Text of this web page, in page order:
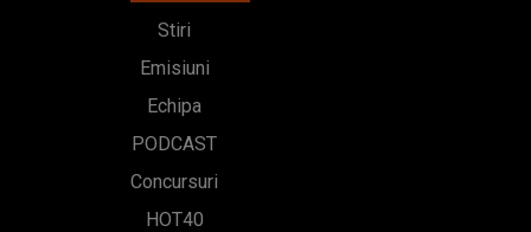
Stiri
Emisiuni
Echipa
PODCAST
Concursuri
HOT40